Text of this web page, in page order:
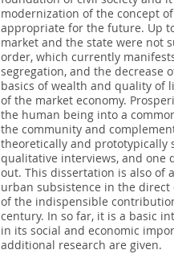
modernization of the concept
appropriate for the future. Up
market and the state were not
order, which currently
segregation, and the decrease
basics of wealth and quality of
of the market economy.
the human being into a
the community and
theoretically and prototypically
qualitative interviews, and one
out. This dissertation is also of
urban subsistence in the direct
of the indispensible
century. In so far, it is a basic
in its social and economic
additional research are given.